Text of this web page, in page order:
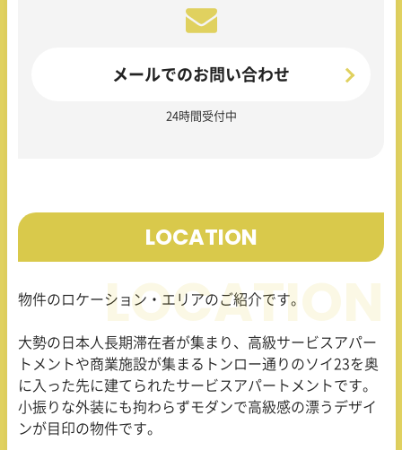
メールでのお問い合わせ
24時間受付中
LOCATION
物件のロケーション・エリアのご紹介です。
大勢の日本人長期滞在者が集まり、高級サービスアパー
トメントや商業施設が集まるトンロー通りのソイ23を奥
に入った先に建てられたサービスアパートメントです。
小振りな外装にも拘わらずモダンで高級感の漂うデザイ
ンが目印の物件です。